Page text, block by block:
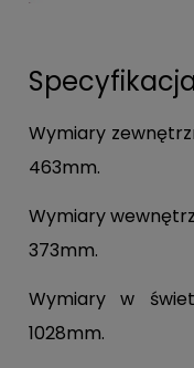
Wymiary
463mm.
Wymiary
373mm.
Wymiary w
1028mm.